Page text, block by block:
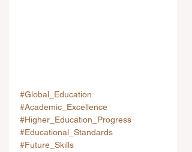
#Global_Education
#Academic_Excellence
#Higher_Education_Progress
#Educational_Standards
#Future_Skills